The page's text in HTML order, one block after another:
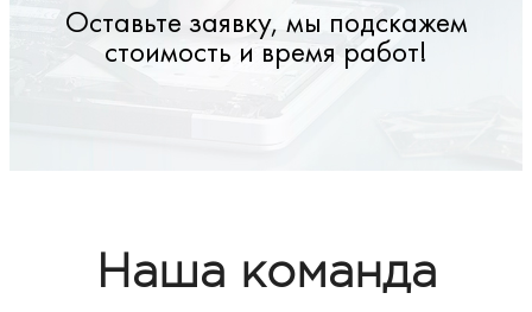
Оставьте заявку, мы подскажем
стоимость и время работ!
Наша команда